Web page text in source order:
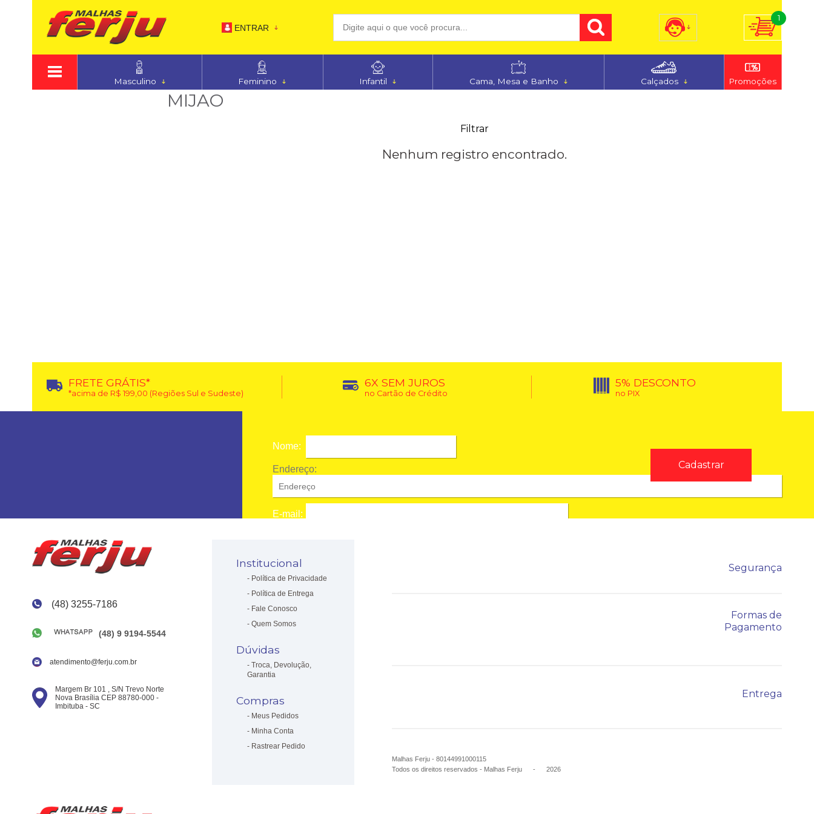
ENTRAR
(48) 3255-7186
1
Masculino Feminino Infantil Cama, Mesa e Banho Calçados Promoções
MIJAO
Filtrar
Nenhum registro encontrado.
FRETE GRÁTIS*
*acima de R$ 199,00 (Regiões Sul e Sudeste)
6X SEM JUROS
no Cartão de Crédito
5% DESCONTO
no PIX
Nome:
Endereço:
E-mail:
(48) 3255-7186
(48) 9 9194-5544
atendimento@ferju.com.br
Margem Br 101 , S/N Trevo Norte
Nova Brasília CEP 88780-000 -
Imbituba - SC
Institucional
Política de Privacidade
Política de Entrega
Fale Conosco
Quem Somos
Dúvidas
Troca, Devolução,
Garantia
Compras
Meus Pedidos
Minha Conta
Rastrear Pedido
Segurança
Formas de
Pagamento
Entrega
Malhas Ferju - 80144991000115
Todos os direitos reservados- Malhas Ferju - 2026